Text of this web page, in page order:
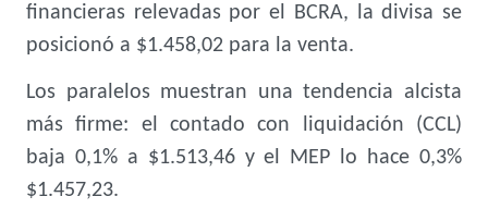
financieras relevadas por el BCRA, la divisa se
posicionó a $1.458,02 para la venta.
Los paralelos muestran una tendencia alcista
más firme: el contado con liquidación (CCL)
baja 0,1% a $1.513,46 y el MEP lo hace 0,3%
$1.457,23.